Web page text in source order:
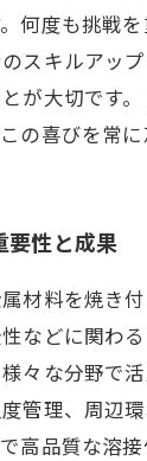
何度も挑戦
スキルアッ
が大切です
の喜びを常
要性と成果
材料を焼き
などに関わ
々な分野で
管理、周辺
高品質な溶